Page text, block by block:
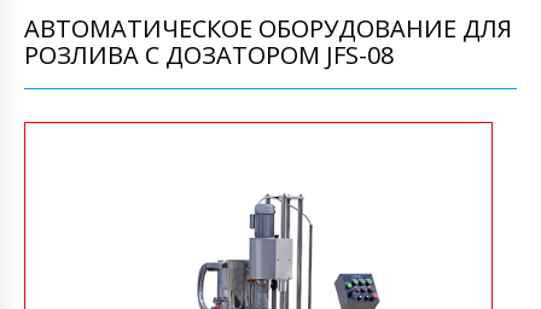
АВТОМАТИЧЕСКОЕ ОБОРУДОВАНИЕ ДЛЯ
РОЗЛИВА С ДОЗАТОРОМ JFS-08